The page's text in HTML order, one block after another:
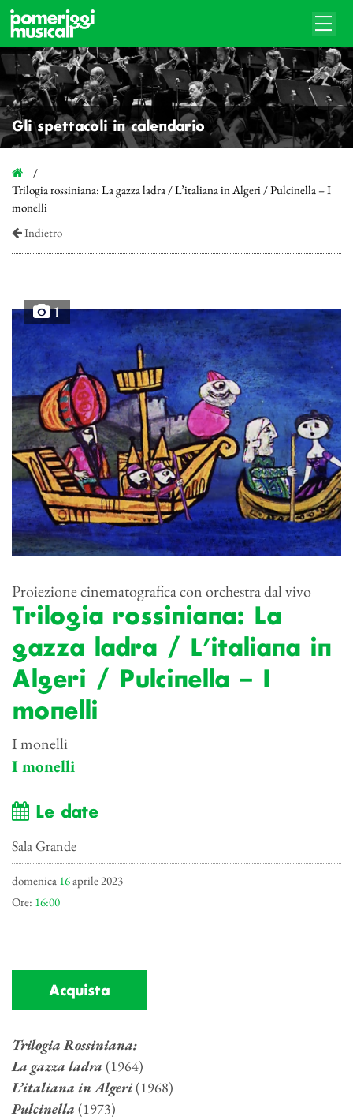
Gli spettacoli in calendario
Trilogia rossiniana: La gazza ladra / L’italiana in Algeri / Pulcinella – I
monelli
Indietro
1
Proiezione cinematografica con orchestra dal vivo
Trilogia rossiniana: La
gazza ladra / L’italiana in
Algeri / Pulcinella – I
monelli
I monelli
I monelli
Le date
Sala Grande
domenica 16aprile 2023
Ore: 16:00
Acquista
Trilogia Rossiniana:
La gazza ladra (1964)
L’italiana in Algeri(1968)
Pulcinella (1973)